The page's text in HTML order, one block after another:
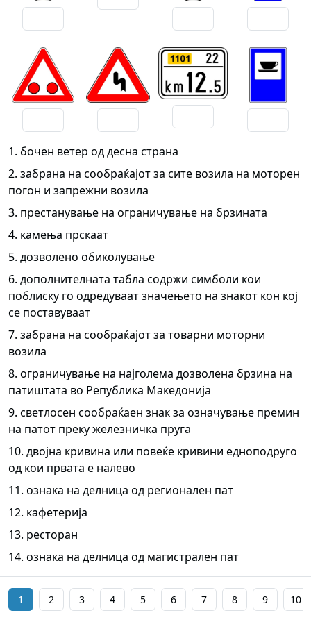
1. бочен ветер од десна страна
2. забрана на сообраќајот за сите возила на моторен
погон и запрежни возила
3. престанување на ограничување на брзината
4. камења прскаат
5. дозволено обиколување
6. дополнителната табла содржи симболи кои
поблиску го одредуваат значењето на знакот кон кој
се поставуваат
7. забрана на сообраќајот за товарни моторни
возила
8. ограничување на најголема дозволена брзина на
патиштата во Република Македонија
9. светлосен сообраќаен знак за означување премин
на патот преку железничка пруга
10. двојна кривина или повеќе кривини едноподруго
од кои првата е налево
11. ознака на делница од регионален пат
12. кафетерија
13. ресторан
14. ознака на делница од магистрален пат
1 2 3 4 5 6 7 8 9 10